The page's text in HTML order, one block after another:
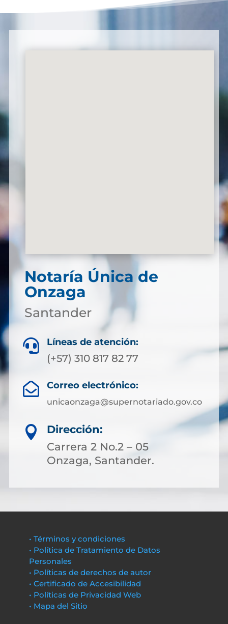
Notaría Única de
Onzaga
Santander
 Líneas de atención:
(+57) 310 817 82 77
 Correo electrónico:
unicaonzaga@supernotariado.gov.co

Dirección:
Carrera 2 No.2 – 05
Onzaga, Santander.
• Términos y condiciones
• Política de Tratamiento de Datos
Personales
• Políticas de derechos de autor
• Certificado de Accesibilidad
• Políticas de Privacidad Web
• Mapa del Sitio